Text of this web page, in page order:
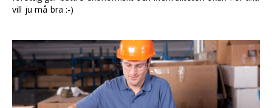
vill ju må bra :-)